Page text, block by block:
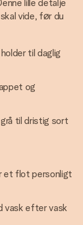
lille detalje
vide, før du
til daglig
og
til dristig sort
et flot personligt
vask efter vask